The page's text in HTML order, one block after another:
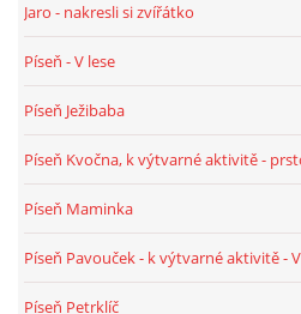
HÁDANKY K TÉMATU JARO, LÉTO,
BÁSNĚ K TÉMATU JARO
Jaro - nakresli si zvířátko
Píseň - V lese
Píseň Ježibaba
Píseň Kvočna, k výtvarné aktivitě -
Píseň Maminka
Píseň Pavouček - k výtvarné aktivitě -
Píseň Petrklíč